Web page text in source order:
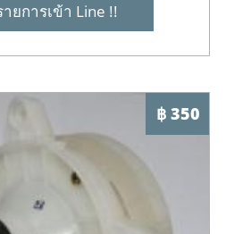
ายการเข้า Line !!
฿ 350